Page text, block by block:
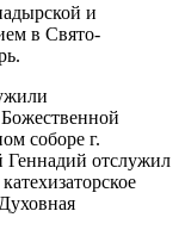
и
в Свято-
соборе г.
отслужил